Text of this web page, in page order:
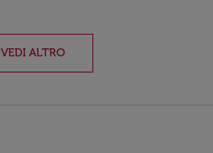
VEDI ALTRO